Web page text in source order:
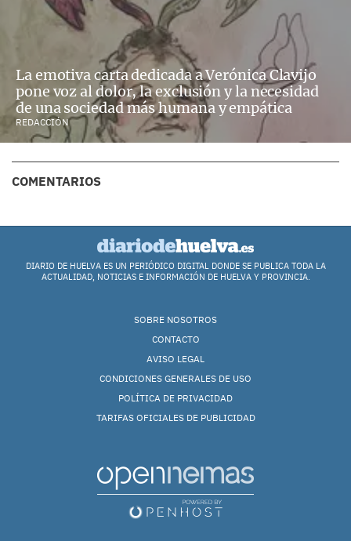
La emotiva carta dedicada a Verónica Clavijo
pone voz al dolor, la exclusión y la necesidad
de una sociedad más humana y empática
REDACCIÓN
COMENTARIOS
DIARIO DE HUELVA ES UN PERIÓDICO DIGITAL DONDE SE PUBLICA TODA LA
ACTUALIDAD, NOTICIAS E INFORMACIÓN DE HUELVA Y PROVINCIA.
SOBRE NOSOTROS
CONTACTO
AVISO LEGAL
CONDICIONES GENERALES DE USO
POLÍTICA DE PRIVACIDAD
TARIFAS OFICIALES DE PUBLICIDAD